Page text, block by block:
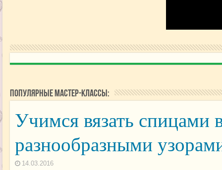
Популярные мастер-классы:
Учимся вязать спицами
разнообразными
14.03.2016